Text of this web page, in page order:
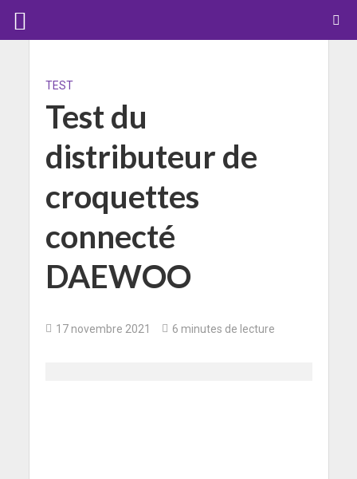
TEST
Test du
distributeur de
croquettes
connecté
DAEWOO
17 novembre 2021 6 minutes de lecture